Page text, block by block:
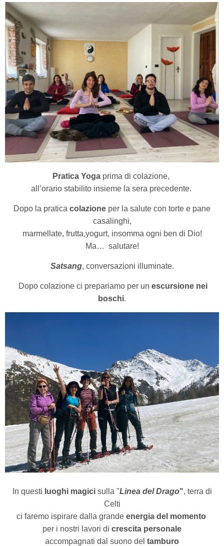
Pratica Yoga prima di colazione,
all’orario stabilito insieme la sera precedente.
Dopo la pratica colazione per la salute con torte e pane
casalinghi,
marmellate, frutta,yogurt, insomma ogni ben di Dio!
Ma… salutare!
Satsang, conversazioni illuminate.
Dopo colazione ci prepariamo per un escursione nei
boschi.
In questi luoghi magici sulla "Linea del Drago", terra di
Celti
ci faremo ispirare dalla grandeenergia del momento
per i nostri lavori di crescita personale
accompagnati dal suono del tamburo